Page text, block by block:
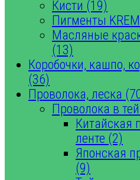
Кисти (19)
Пигменты
Масляные
(13)
Коробочки, кашпо,
(36)
Проволока, леска
Проволока в
Китайская
ленте (2)
Японская
(9)